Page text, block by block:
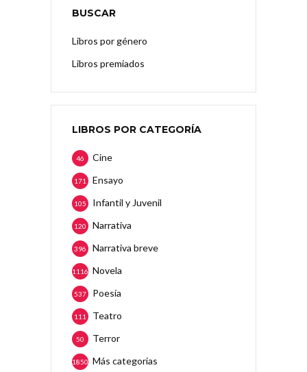
BUSCAR
Libros por género
Libros premiados
LIBROS POR CATEGORÍA
Cine
46
Ensayo
171
Infantil y Juvenil
105
Narrativa
120
Narrativa breve
396
Novela
1116
Poesía
537
Teatro
111
Terror
50
Más categorias
1850